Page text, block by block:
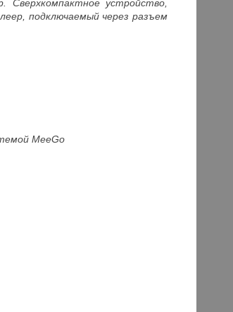
устройство,
подключаемый через разъем
MeeGo